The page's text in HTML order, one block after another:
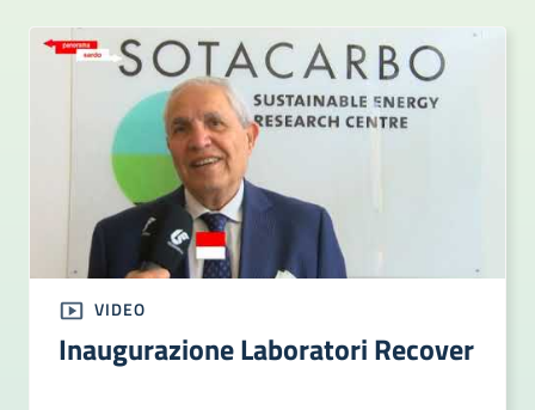
VIDEO
Inaugurazione Laboratori Recover